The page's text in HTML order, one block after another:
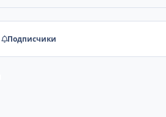
Подписчики